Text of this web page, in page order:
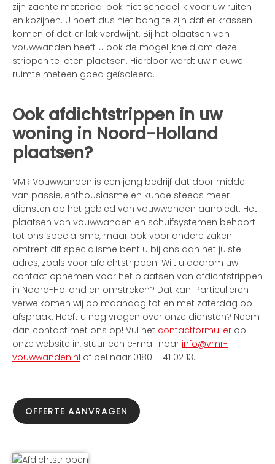
zijn zachte materiaal ook niet schadelijk voor uw ruiten
en kozijnen. U hoeft dus niet bang te zijn dat er krassen
komen of dat er lak verdwijnt. Bij het plaatsen van
vouwwanden heeft u ook de mogelijkheid om deze
strippen te laten plaatsen. Hierdoor wordt uw nieuwe
ruimte meteen goed geïsoleerd.
Ook afdichtstrippen in uw
woning in Noord-Holland
plaatsen?
VMR Vouwwanden is een jong bedrijf dat door middel
van passie, enthousiasme en kunde steeds meer
diensten op het gebied van vouwwanden aanbiedt. Het
plaatsen van vouwwanden en schuifsystemen behoort
tot ons specialisme, maar ook voor andere zaken
omtrent dit specialisme bent u bij ons aan het juiste
adres, zoals voor afdichtstrippen. Wilt u daarom uw
contact opnemen voor het plaatsen van afdichtstrippen
in Noord-Holland en omstreken? Dat kan! Particulieren
verwelkomen wij op maandag tot en met zaterdag op
afspraak. Heeft u nog vragen over onze diensten? Neem
dan contact met ons op! Vul het contactformulier op
onze website in, stuur een e-mail naar info@vmr-
vouwwanden.nl of bel naar 0180 – 41 02 13.
OFFERTE AANVRAGEN